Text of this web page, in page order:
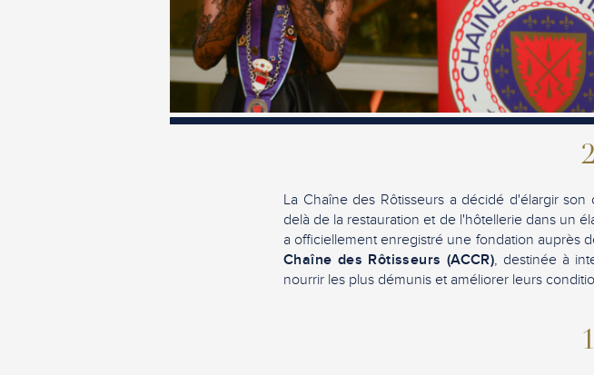
La Chaîne des Rôtisseurs a décidé d'élargir
delà de la restauration et de l'hôtellerie dans un
a officiellement enregistré une fondation auprès
Chaîne des Rôtisseurs (ACCR), destinée à
nourrir les plus démunis et améliorer leurs